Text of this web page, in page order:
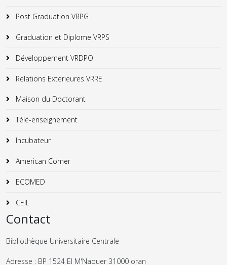
Post Graduation VRPG
Graduation et Diplome VRPS
Développement VRDPO
Relations Exterieures VRRE
Maison du Doctorant
Télé-enseignement
Incubateur
American Corner
ECOMED
CEIL
Contact
Bibliothèque Universitaire Centrale
Adresse : BP 1524 El M'Naouer 31000 oran